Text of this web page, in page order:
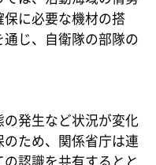
に必要な機材の搭
じ、自衛隊の部隊の
発生など状況が変化
ため、関係省庁は連